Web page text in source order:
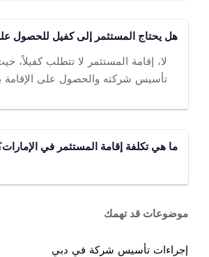
هل يحتاج المستثمر إلى كفيل للحصول
لا، إقامة المستثمر لا تتطلب كفيلاً،
تأسيس شركته والحصول على
ما هي تكلفة إقامة المستثمر في
موضوعات قد تهمك
إجراءات تأسيس شركة في دبي